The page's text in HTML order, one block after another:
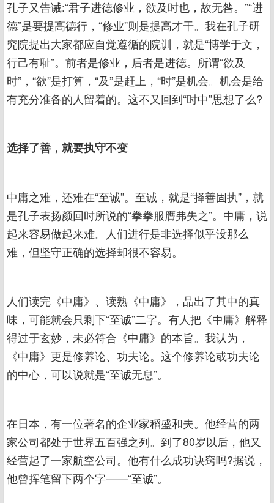
孔子又告诫:“君子进德修业，欲及时也，故无咎。”“进
德”是要提高德行，“修业”则是提高才干。我在孔子研
究院提出大家都应自觉遵循的院训，就是“博学于文，
行己有耻”。前者是修业，后者是进德。所谓“欲及
时”，“欲”是打算，“及”是赶上，“时”是机会。机会是给
有充分准备的人留着的。这不又回到“时中”思想了么?
选择了善，就要执守不变
中庸之难，还难在“至诚”。至诚，就是“择善固执”，就
是孔子表扬颜回时所说的“拳拳服膺弗失之”。中庸，说
起来容易做起来难。人们进行是非选择似乎没那么
难，但坚守正确的选择却很不容易。
人们读完《中庸》、读熟《中庸》，品出了其中的真
味，可能就会只剩下“至诚”二字。有人把《中庸》解释
得过于玄妙，未必符合《中庸》的本旨。我认为，
《中庸》更是修养论、功夫论。这个修养论或功夫论
的中心，可以说就是“至诚无息”。
在日本，有一位著名的企业家稻盛和夫。他经营的两
家公司都处于世界五百强之列。到了80岁以后，他又
经营起了一家航空公司。他有什么成功诀窍吗?据说，
他曾挥笔留下两个字——“至诚”。